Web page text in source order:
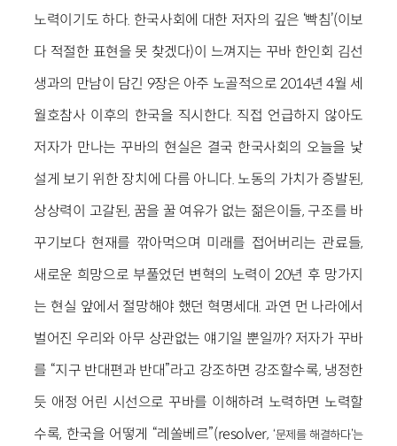
노력이기도 하다. 한국사회에 대한 저자의 깊은 ‘빡침’(이보
다 적절한 표현을 못 찾겠다)이 느껴지는 꾸바 한인회 김선
생과의 만남이 담긴 9장은 아주 노골적으로 2014년 4월 세
월호참사 이후의 한국을 직시한다. 직접 언급하지 않아도
저자가 만나는 꾸바의 현실은 결국 한국사회의 오늘을 낯
설게 보기 위한 장치에 다름 아니다. 노동의 가치가 증발된,
상상력이 고갈된, 꿈을 꿀 여유가 없는 젊은이들, 구조를 바
꾸기보다 현재를 깎아먹으며 미래를 접어버리는 관료들,
새로운 희망으로 부풀었던 변혁의 노력이 20년 후 망가지
는 현실 앞에서 절망해야 했던 혁명세대. 과연 먼 나라에서
벌어진 우리와 아무 상관없는 얘기일 뿐일까? 저자가 꾸바
를 “지구 반대편과 반대”라고 강조하면 강조할수록, 냉정한
듯 애정 어린 시선으로 꾸바를 이해하려 노력하면 노력할
수록, 한국을 어떻게 “레쏠베르”(resolver,‘문제를 해결하다’는